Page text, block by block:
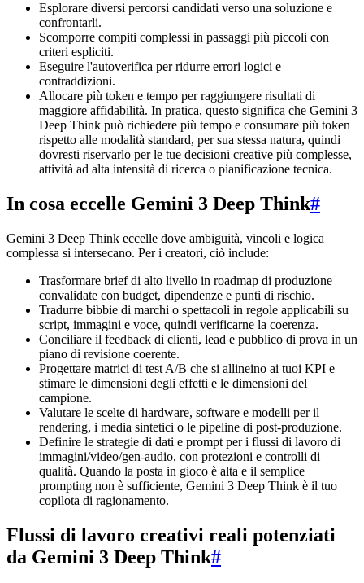
Esplorare diversi percorsi candidati verso una soluzione e
confrontarli.
Scomporre compiti complessi in passaggi più piccoli con
criteri espliciti.
Eseguire l'autoverifica per ridurre errori logici e
contraddizioni.
Allocare più token e tempo per raggiungere risultati di
maggiore affidabilità. In pratica, questo significa che Gemini 3
Deep Think può richiedere più tempo e consumare più token
rispetto alle modalità standard, per sua stessa natura, quindi
dovresti riservarlo per le tue decisioni creative più complesse,
attività ad alta intensità di ricerca o pianificazione tecnica.
In cosa eccelle Gemini 3 Deep Think#
Gemini 3 Deep Think eccelle dove ambiguità, vincoli e logica
complessa si intersecano. Per i creatori, ciò include:
Trasformare brief di alto livello in roadmap di produzione
convalidate con budget, dipendenze e punti di rischio.
Tradurre bibbie di marchi o spettacoli in regole applicabili su
script, immagini e voce, quindi verificarne la coerenza.
Conciliare il feedback di clienti, lead e pubblico di prova in un
piano di revisione coerente.
Progettare matrici di test A/B che si allineino ai tuoi KPI e
stimare le dimensioni degli effetti e le dimensioni del
campione.
Valutare le scelte di hardware, software e modelli per il
rendering, i media sintetici o le pipeline di post-produzione.
Definire le strategie di dati e prompt per i flussi di lavoro di
immagini/video/gen-audio, con protezioni e controlli di
qualità. Quando la posta in gioco è alta e il semplice
prompting non è sufficiente, Gemini 3 Deep Think è il tuo
copilota di ragionamento.
Flussi di lavoro creativi reali potenziati
da Gemini 3 Deep Think#